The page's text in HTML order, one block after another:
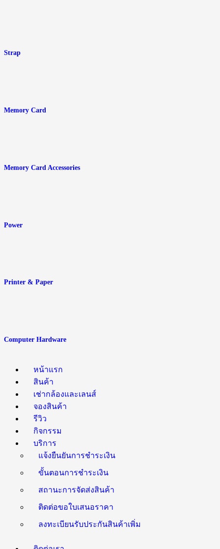
Strap
Memory Card
Memory Card Accessories
Power
Printer & Paper
Computer Hardware
หน้าแรก
สินค้า
เช่ากล้องและเลนส์
จองสินค้า
รีวิว
กิจกรรม
บริการ
แจ้งยืนยันการชำระเงิน
ขั้นตอนการชำระเงิน
สถานะการจัดส่งสินค้า
ติดต่อขอใบเสนอราคา
ลงทะเบียนรับประกันสินค้าเพิ่ม